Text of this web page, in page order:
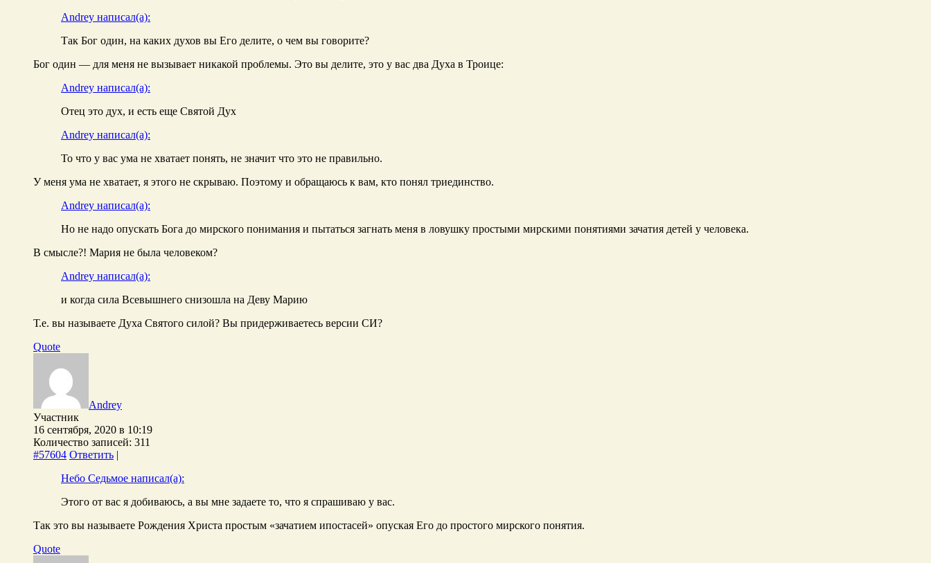
Andrey написал(а):
Так Бог один, на каких духов вы Его делите, о чем вы говорите?
Бог один — для меня не вызывает никакой проблемы. Это вы делите, это у вас два Духа в Троице:
Andrey написал(а):
Отец это дух, и есть еще Святой Дух
Andrey написал(а):
То что у вас ума не хватает понять, не значит что это не правильно.
У меня ума не хватает, я этого не скрываю. Поэтому и обращаюсь к вам, кто понял триединство.
Andrey написал(а):
Но не надо опускать Бога до мирского понимания и пытаться загнать меня в ловушку простыми мирскими понятиями зачатия детей у человека.
В смысле?! Мария не была человеком?
Andrey написал(а):
и когда сила Всевышнего снизошла на Деву Марию
Т.е. вы называете Духа Святого силой? Вы придерживаетесь версии СИ?
Quote
Andrey
Участник
16 сентября, 2020 в 10:19
Количество записей: 311
#57604 Ответить |
Небо Седьмое написал(а):
Этого от вас я добиваюсь, а вы мне задаете то, что я спрашиваю у вас.
Так это вы называете Рождения Христа простым «зачатием ипостасей» опуская Его до простого мирского понятия.
Quote